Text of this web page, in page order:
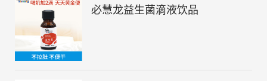
必慧龙益生菌滴液饮品